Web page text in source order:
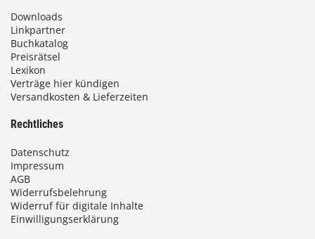
Downloads
Linkpartner
Buchkatalog
Preisrätsel
Lexikon
Verträge hier kündigen
Versandkosten & Lieferzeiten
Rechtliches
Datenschutz
Impressum
AGB
Widerrufsbelehrung
Widerruf für digitale Inhalte
Einwilligungserklärung